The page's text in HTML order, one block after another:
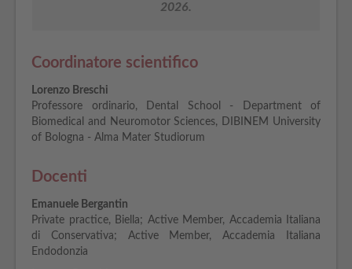
2026.
Coordinatore scientifico
Lorenzo Breschi
Professore ordinario, Dental School - Department of
Biomedical and Neuromotor Sciences, DIBINEM University
of Bologna - Alma Mater Studiorum
Docenti
Emanuele Bergantin
Private practice, Biella; Active Member, Accademia Italiana
di Conservativa; Active Member, Accademia Italiana
Endodonzia